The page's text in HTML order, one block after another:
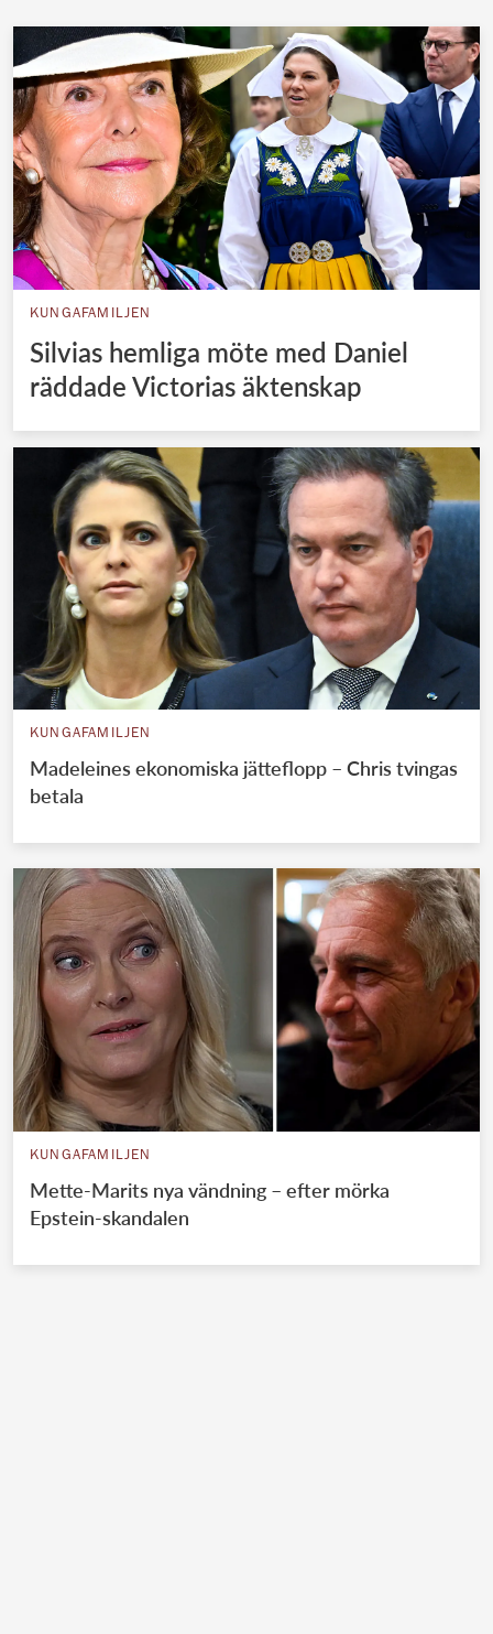
KUNGAFAMILJEN
Silvias hemliga möte med Daniel
räddade Victorias äktenskap
KUNGAFAMILJEN
Madeleines ekonomiska jätteflopp – Chris tvingas
betala
KUNGAFAMILJEN
Mette-Marits nya vändning – efter mörka
Epstein-skandalen